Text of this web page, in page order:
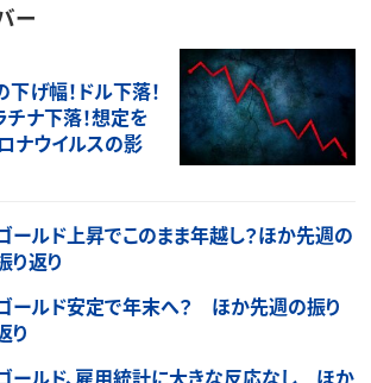
ー
げ幅！ドル下落！
チナ下落！想定を
ナウイルスの影
ールド上昇でこのまま年越し？ほか先週の
り返り
ールド安定で年末へ？ ほか先週の振り
り
ールド、雇用統計に大きな反応なし ほか